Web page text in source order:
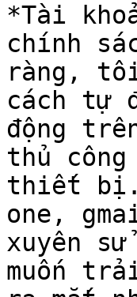
*Tài
chính
ràng,
cách tự
động
thủ
thiết bị.
one,
xuyên
muốn